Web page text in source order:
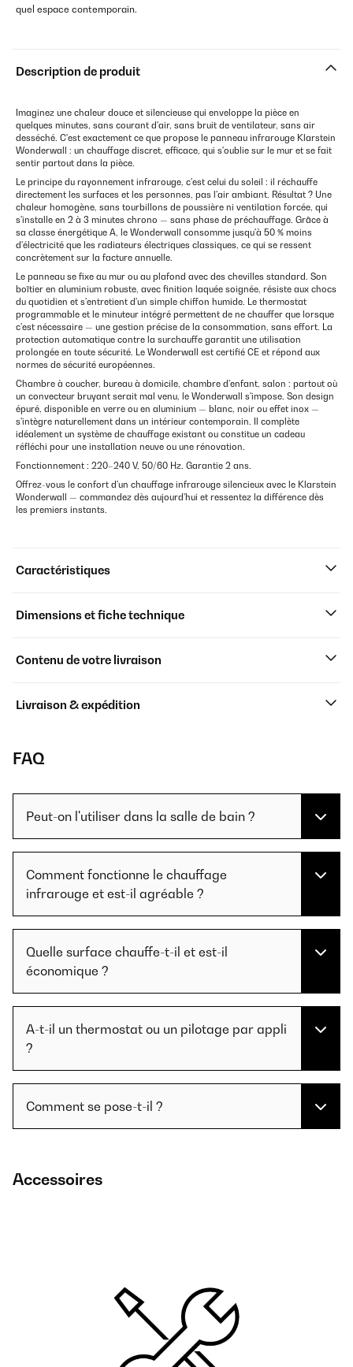
quel espace contemporain.
Description de produit
Imaginez une chaleur douce et silencieuse qui enveloppe la pièce en
quelques minutes, sans courant d'air, sans bruit de ventilateur, sans air
desséché. C'est exactement ce que propose le panneau infrarouge Klarstein
Wonderwall : un chauffage discret, efficace, qui s'oublie sur le mur et se fait
sentir partout dans la pièce.
Le principe du rayonnement infrarouge, c'est celui du soleil : il réchauffe
directement les surfaces et les personnes, pas l'air ambiant. Résultat ? Une
chaleur homogène, sans tourbillons de poussière ni ventilation forcée, qui
s'installe en 2 à 3 minutes chrono — sans phase de préchauffage. Grâce à
sa classe énergétique A, le Wonderwall consomme jusqu'à 50 % moins
d'électricité que les radiateurs électriques classiques, ce qui se ressent
concrètement sur la facture annuelle.
Le panneau se fixe au mur ou au plafond avec des chevilles standard. Son
boîtier en aluminium robuste, avec finition laquée soignée, résiste aux chocs
du quotidien et s'entretient d'un simple chiffon humide. Le thermostat
programmable et le minuteur intégré permettent de ne chauffer que lorsque
c'est nécessaire — une gestion précise de la consommation, sans effort. La
protection automatique contre la surchauffe garantit une utilisation
prolongée en toute sécurité. Le Wonderwall est certifié CE et répond aux
normes de sécurité européennes.
Chambre à coucher, bureau à domicile, chambre d'enfant, salon : partout où
un convecteur bruyant serait mal venu, le Wonderwall s'impose. Son design
épuré, disponible en verre ou en aluminium — blanc, noir ou effet inox —
s'intègre naturellement dans un intérieur contemporain. Il complète
idéalement un système de chauffage existant ou constitue un cadeau
réfléchi pour une installation neuve ou une rénovation.
Fonctionnement : 220–240 V, 50/60 Hz. Garantie 2 ans.
Offrez-vous le confort d'un chauffage infrarouge silencieux avec le Klarstein
Wonderwall — commandez dès aujourd'hui et ressentez la différence dès
les premiers instants.
Caractéristiques
Dimensions et fiche technique
Contenu de votre livraison
Livraison & expédition
FAQ
Peut-on l'utiliser dans la salle de bain ?
Comment fonctionne le chauffage
infrarouge et est-il agréable ?
Quelle surface chauffe-t-il et est-il
économique ?
A-t-il un thermostat ou un pilotage par appli
?
Comment se pose-t-il ?
Accessoires